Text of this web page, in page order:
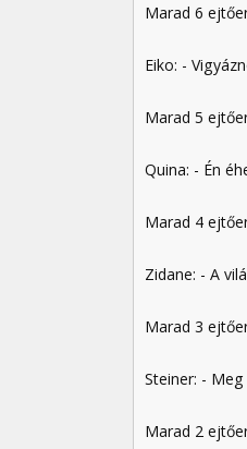
Marad 6
Eiko: -
Marad 5
Quina: - Én
Marad 4
Zidane: - A
Marad 3
Steiner: -
Marad 2